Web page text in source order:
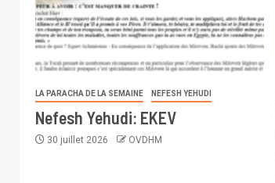
LA PARACHA DE LA SEMAINE NEFESH YEHUDI
Nefesh Yehudi: EKEV
30 juillet 2026 OVDHM